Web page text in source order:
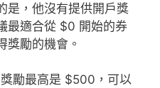
是，他沒有提供開戶獎
最適合從 $0 開始的券
獎勵的機會。
勵最高是 $500，可以